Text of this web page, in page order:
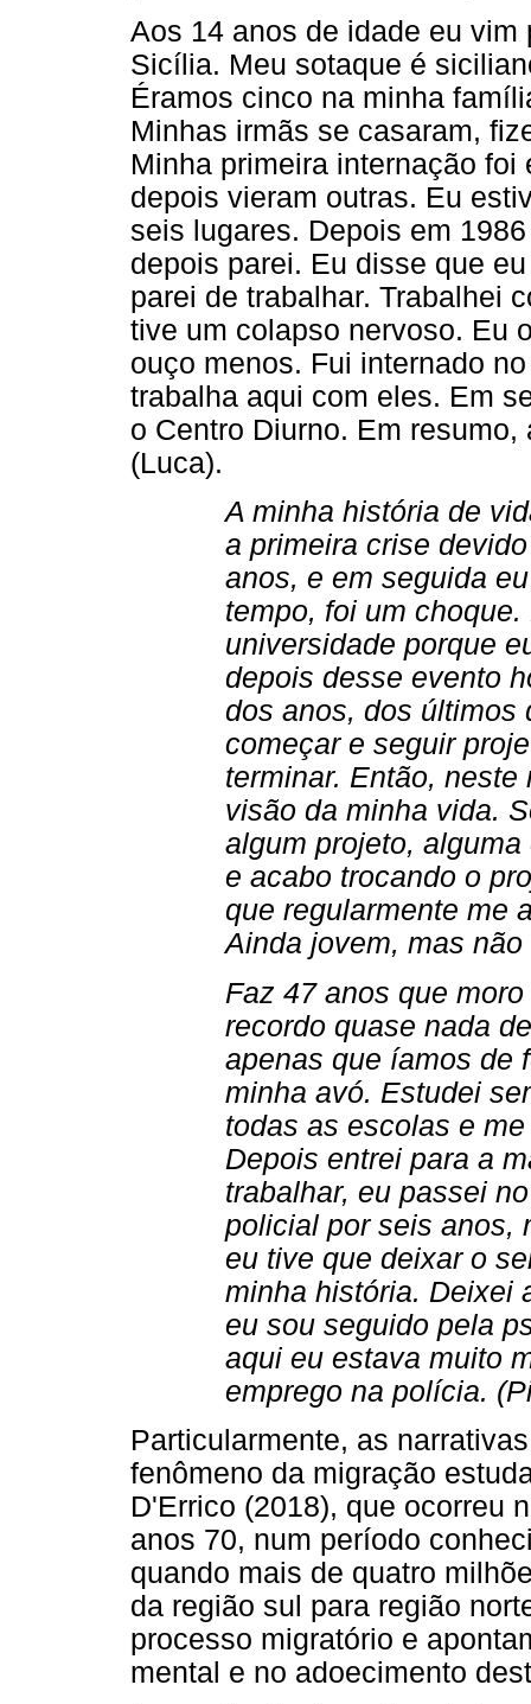
Aos 14 anos de idade eu
Sicília. Meu sotaque é
Éramos cinco na minha
Minhas irmãs se casaram,
Minha primeira internação
depois vieram outras. Eu
seis lugares. Depois em
depois parei. Eu disse que
parei de trabalhar. Trabalhei
tive um colapso nervoso. Eu
ouço menos. Fui internado
trabalha aqui com eles. Em
o Centro Diurno. Em
(Luca).
A minha história de
a primeira crise
anos, e em seguida
tempo, foi um
universidade porque
depois desse evento
dos anos, dos últimos
começar e seguir
terminar. Então,
visão da minha vida.
algum projeto,
e acabo trocando o
que regularmente me
Ainda jovem, mas
Faz 47 anos que
recordo quase nada
apenas que íamos de
minha avó. Estudei
todas as escolas e
Depois entrei para a
trabalhar, eu passei
policial por seis anos,
eu tive que deixar o
minha história. Deixei
eu sou seguido pela
aqui eu estava muito
emprego na polícia.
Particularmente, as
fenômeno da migração
D'Errico (2018), que ocorreu
anos 70, num período
quando mais de quatro
da região sul para região
processo migratório e
mental e no adoecimento